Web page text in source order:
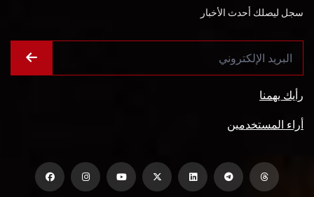
سجل ليصلك أحدث الأخبار
رأيك يهمنا
أراء المستخدمين